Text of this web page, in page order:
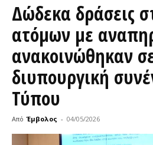
Δώδεκα δράσεις
ατόμων με
ανακοινώθηκαν
διυπουργική
Τύπου
Από Έμβολος - 04/05/2026